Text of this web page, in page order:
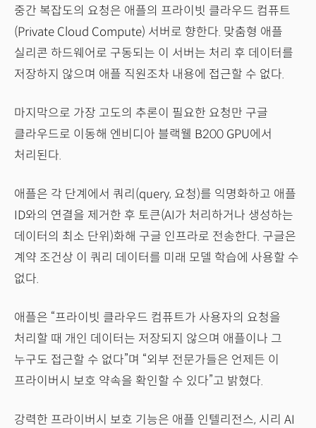
중간 복잡도의 요청은 애플의 프라이빗 클라우드 컴퓨트
(Private Cloud Compute) 서버로 향한다. 맞춤형 애플
실리콘 하드웨어로 구동되는 이 서버는 처리 후 데이터를
저장하지 않으며 애플 직원조차 내용에 접근할 수 없다.
마지막으로 가장 고도의 추론이 필요한 요청만 구글
클라우드로 이동해 엔비디아 블랙웰 B200 GPU에서
처리된다.
애플은 각 단계에서 쿼리(query, 요청)를 익명화하고 애플
ID와의 연결을 제거한 후 토큰(AI가 처리하거나 생성하는
데이터의 최소 단위)화해 구글 인프라로 전송한다. 구글은
계약 조건상 이 쿼리 데이터를 미래 모델 학습에 사용할 수
없다.
애플은 “프라이빗 클라우드 컴퓨트가 사용자의 요청을
처리할 때 개인 데이터는 저장되지 않으며 애플이나 그
누구도 접근할 수 없다”며 “외부 전문가들은 언제든 이
프라이버시 보호 약속을 확인할 수 있다”고 밝혔다.
강력한 프라이버시 보호 기능은 애플 인텔리전스, 시리 AI